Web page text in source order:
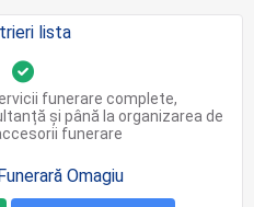
funerare complete,
și până la organizarea de
funerare